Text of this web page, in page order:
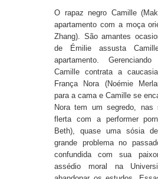
O rapaz negro Camille
apartamento com a moça
Zhang). São amantes
de Émilie assusta
apartamento.
Camille contrata a
França Nora (Noémie
para a cama e Camille se
Nora tem um segredo, nas
flerta com a performer
Beth), quase uma sósia
grande problema no
confundida com sua
assédio moral na